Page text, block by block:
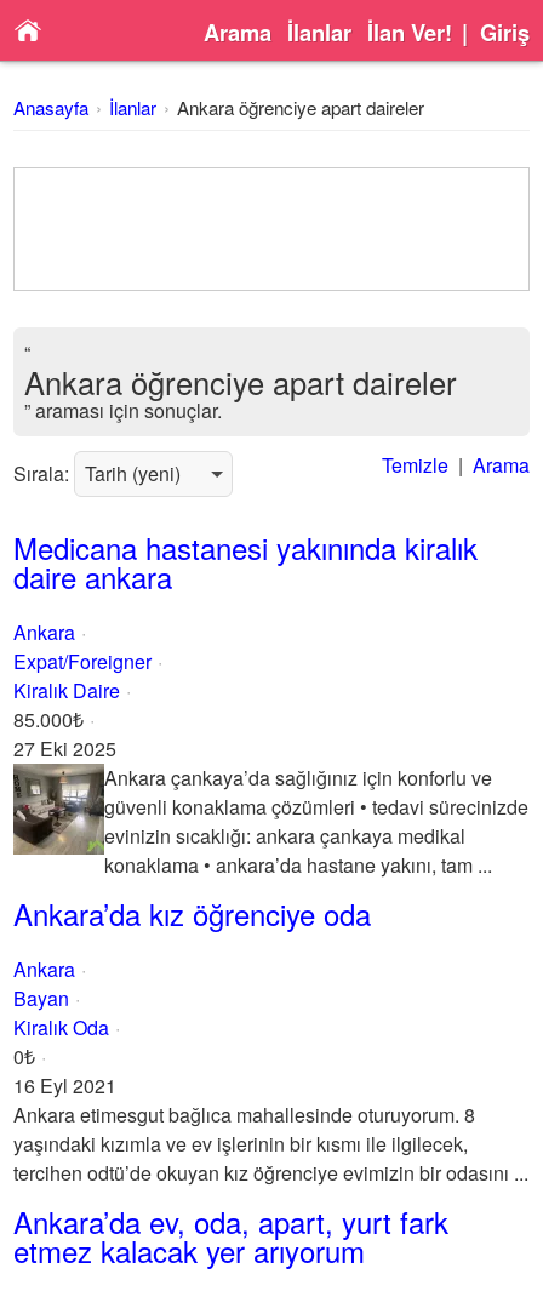
Arama İlanlar İlan Ver! | Giriş
Anasayfa İlanlar Ankara öğrenciye apart daireler
“
Ankara öğrenciye apart daireler
” araması için sonuçlar.
Sırala: Temizle| Arama
Medicana hastanesi yakınında kiralık
daire ankara
Ankara
Expat/Foreigner
Kiralık Daire
85.000₺
27 Eki 2025
Ankara çankaya’da sağlığınız için konforlu ve
güvenli konaklama çözümleri • tedavi sürecinizde
evinizin sıcaklığı: ankara çankaya medikal
konaklama • ankara’da hastane yakını, tam ...
Ankara’da kız öğrenciye oda
Ankara
Bayan
Kiralık Oda
0₺
16 Eyl 2021
Ankara etimesgut bağlıca mahallesinde oturuyorum. 8
yaşındaki kızımla ve ev işlerinin bir kısmı ile ilgilecek,
tercihen odtü’de okuyan kız öğrenciye evimizin bir odasını ...
Ankara’da ev, oda, apart, yurt fark
etmez kalacak yer arıyorum